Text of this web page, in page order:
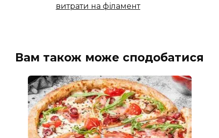
витрати на філамент
Вам також може сподобатися